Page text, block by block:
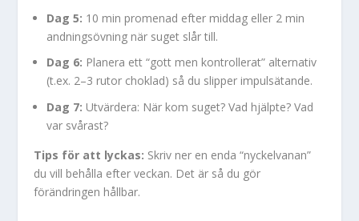
Dag 5: 10 min promenad efter middag eller 2 min
andningsövning när suget slår till.
Dag 6: Planera ett “gott men kontrollerat” alternativ
(t.ex. 2–3 rutor choklad) så du slipper impulsätande.
Dag 7: Utvärdera: När kom suget? Vad hjälpte? Vad
var svårast?
Tips för att lyckas: Skriv ner en enda “nyckelvanan”
du vill behålla efter veckan. Det är så du gör
förändringen hållbar.